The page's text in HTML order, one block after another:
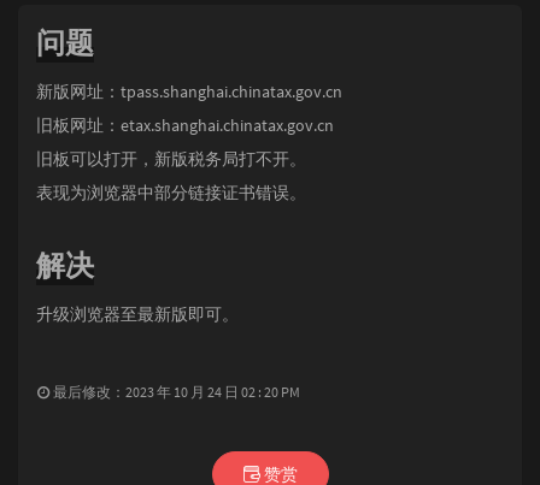
问题
新版网址：tpass.shanghai.chinatax.gov.cn
旧板网址：etax.shanghai.chinatax.gov.cn
旧板可以打开，新版税务局打不开。
表现为浏览器中部分链接证书错误。
解决
升级浏览器至最新版即可。
最后修改：2023 年 10 月 24 日 02 : 20 PM
赞赏